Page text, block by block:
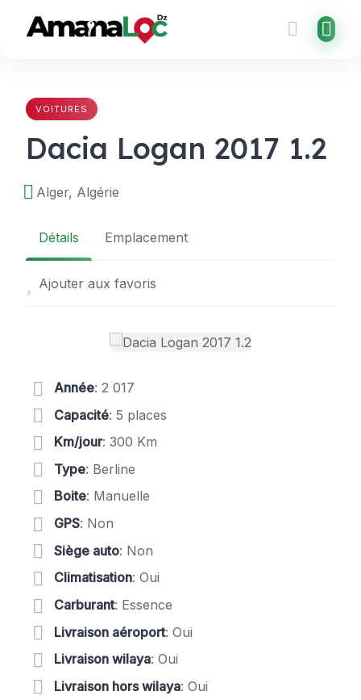
VOITURES
Dacia Logan 2017 1.2
Alger, Algérie
Détails Emplacement
Ajouter aux favoris
Année: 2 017
Capacité: 5 places
Km/jour: 300 Km
Type: Berline
Boite: Manuelle
GPS: Non
Siège auto: Non
Climatisation: Oui
Carburant: Essence
Livraison aéroport: Oui
Livraison wilaya: Oui
Livraison hors wilaya: Oui